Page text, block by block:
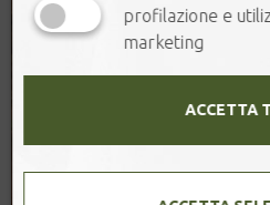
profilazione e
marketing
ACCETTA